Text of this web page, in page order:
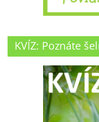
KVÍZ: Poznáte